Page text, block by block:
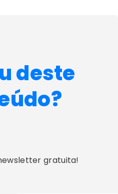
deste
gratuita!